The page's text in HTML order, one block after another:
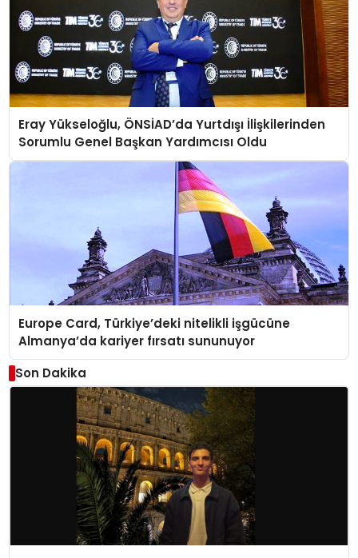
Eray Yükseloğlu, ÖNSİAD’da Yurtdışı İlişkilerinden
Sorumlu Genel Başkan Yardımcısı Oldu
Europe Card, Türkiye’deki nitelikli işgücüne
Almanya’da kariyer fırsatı sununuyor
Son Dakika